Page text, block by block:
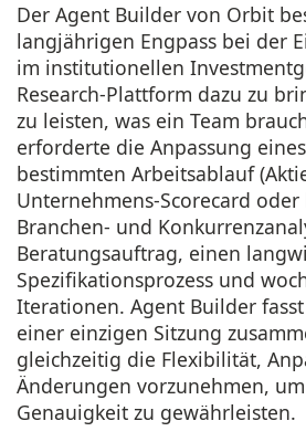
Der Agent Builder von Orbit
langjährigen Engpass bei der
im institutionellen
Research-Plattform dazu zu
zu leisten, was ein Team
erforderte die Anpassung
bestimmten Arbeitsablauf
Unternehmens-Scorecard
Branchen- und
Beratungsauftrag, einen
Spezifikationsprozess und
Iterationen. Agent Builder
einer einzigen Sitzung
gleichzeitig die Flexibilität,
Änderungen vorzunehmen,
Genauigkeit zu gewährleisten.